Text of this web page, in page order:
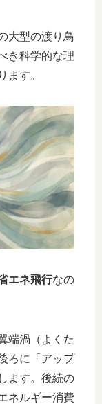
大型の渡り鳥
き科学的な理
ます。
エネ飛行なの
端渦（よくた
ろに「アップ
ます。後続の
ネルギー消費